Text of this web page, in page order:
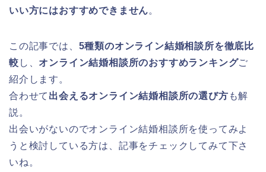
いい方にはおすすめできません。
この記事では、 5種類のオンライン結婚相談所を徹底比
較 し、 オンライン結婚相談所のおすすめランキングご
紹介します。
合わせて 出会えるオンライン結婚相談所の選び方 も解
説。
出会いがないのでオンライン結婚相談所を使ってみよ
うと検討している方は、記事をチェックしてみて下さ
いね。